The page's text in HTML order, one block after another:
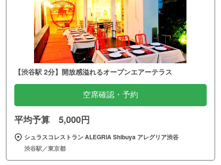
【渋谷駅 2分】開放感溢れるオープンエアーテラス
空席確認・予約
平均予算 5,000円
シュラスコレストラン ALEGRIA Shibuya アレグリア渋谷
渋谷駅／東京都